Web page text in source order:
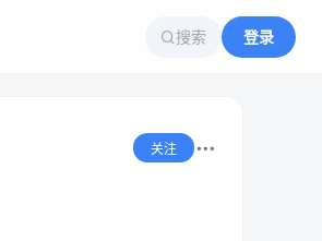
搜索 登录
关注